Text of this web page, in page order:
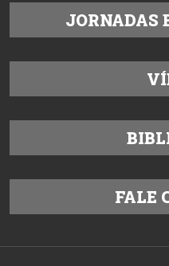
JORNADAS
FALE